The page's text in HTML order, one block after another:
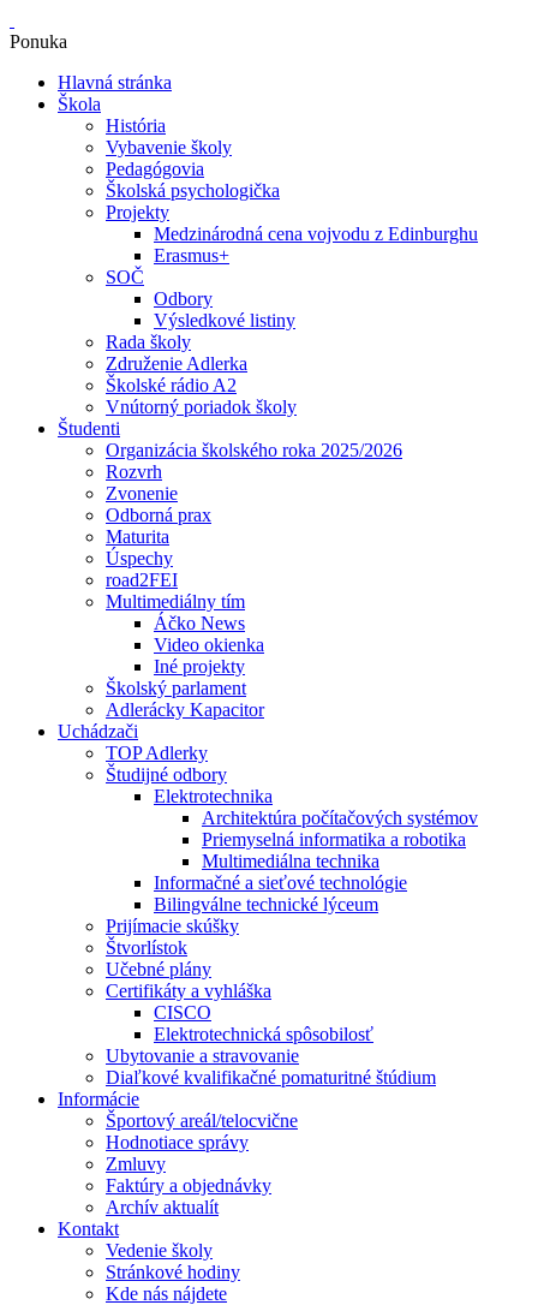
Ponuka
Hlavná stránka
Škola
História
Vybavenie školy
Pedagógovia
Školská psychologička
Projekty
Medzinárodná cena vojvodu z Edinburghu
Erasmus+
SOČ
Odbory
Výsledkové listiny
Rada školy
Združenie Adlerka
Školské rádio A2
Vnútorný poriadok školy
Študenti
Organizácia školského roka 2025/2026
Rozvrh
Zvonenie
Odborná prax
Maturita
Úspechy
road2FEI
Multimediálny tím
Áčko News
Video okienka
Iné projekty
Školský parlament
Adlerácky Kapacitor
Uchádzači
TOP Adlerky
Študijné odbory
Elektrotechnika
Architektúra počítačových systémov
Priemyselná informatika a robotika
Multimediálna technika
Informačné a sieťové technológie
Bilingválne technické lýceum
Prijímacie skúšky
Štvorlístok
Učebné plány
Certifikáty a vyhláška
CISCO
Elektrotechnická spôsobilosť
Ubytovanie a stravovanie
Diaľkové kvalifikačné pomaturitné štúdium
Informácie
Športový areál/telocvične
Hodnotiace správy
Zmluvy
Faktúry a objednávky
Archív aktualít
Kontakt
Vedenie školy
Stránkové hodiny
Kde nás nájdete